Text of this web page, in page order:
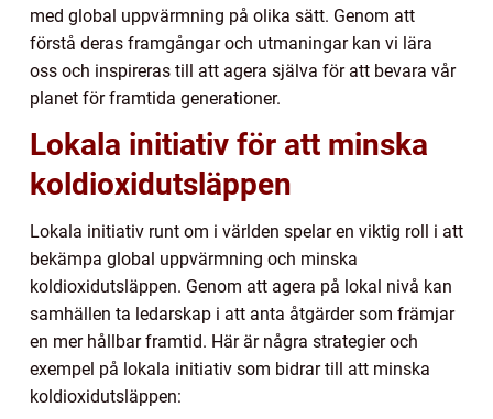
med global uppvärmning på olika sätt. Genom att
förstå deras framgångar och utmaningar kan vi lära
oss och inspireras till att agera själva för att bevara vår
planet för framtida generationer.
Lokala initiativ för att minska
koldioxidutsläppen
Lokala initiativ runt om i världen spelar en viktig roll i att
bekämpa global uppvärmning och minska
koldioxidutsläppen. Genom att agera på lokal nivå kan
samhällen ta ledarskap i att anta åtgärder som främjar
en mer hållbar framtid. Här är några strategier och
exempel på lokala initiativ som bidrar till att minska
koldioxidutsläppen: